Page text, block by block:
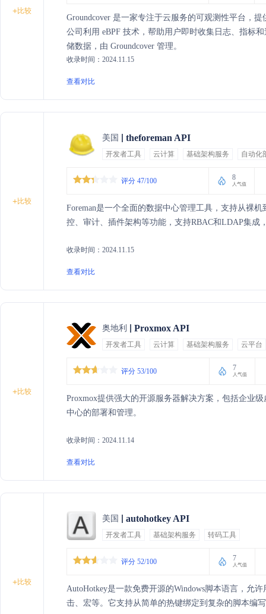
+比较
Groundcover 是一家专注于云服务的可观测性平台，
公司利用 eBPF 技术，帮助用户即时收集日志、指标
储数据，由 Groundcover 管理。
收录时间：2024.11.15
查看对比
+比较
美国 theforeman API
开发者工具 云计算 基础架构服务 自动化
评分 47/100 8
人气值
Foreman是一个全面的数据中心管理工具，支持从裸
控、审计、插件架构等功能，支持RBAC和LDAP集
收录时间：2024.11.15
查看对比
+比较
奥地利 Proxmox API
开发者工具 云计算 基础架构服务 云平台
评分 53/100 7
人气值
Proxmox提供强大的开源服务器解决方案，包括企业
中心的部署和管理。
收录时间：2024.11.14
查看对比
+比较
美国 autohotkey API
开发者工具 基础架构服务 转码工具
评分 52/100 7
人气值
AutoHotkey是一款免费开源的Windows脚本语言，允
击、宏等。它支持从简单的热键绑定到复杂的脚本编